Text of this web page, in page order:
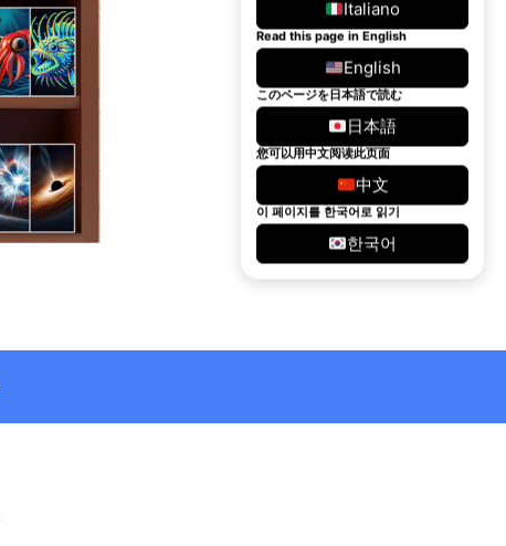
Italiano
Read this page in English
English
このページを日本語で読む
日本語
您可以用中文阅读此页面
中文
이 페이지를 한국어로 읽기
한국어